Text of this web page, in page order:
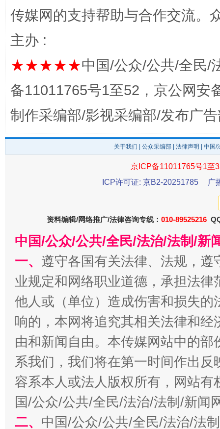
东山县通报“牛蛙产品抗生素超标问题”
千年窑火 生生不息
揭开“小金库”的免责幌子
传媒网的支持帮助与合作交流。
主办 :
★★★★★中国/公众/公共/全民/
备11011765号1至52，京公网安
制作采编部/影视采编部/发布广
关于我们 公众采编部 法律声明 | 中国
京ICP备11011765号1至
ICP许可证: 京B2-20251785
广
资料编辑/网络推广/法律咨询专线： 010-89525216
中国/公众/公共/全民/法治/法制/新
一、 遵守各国有关法律、法规，
业规定和网络职业道德，承担法
他人或（单位）造成伤害和损失
响的，本网将追究其相关法律和
由和新闻自由。本传媒网站中的
系我们，我们将在第一时间作出
容系本人或法人版权所有，网站
国/公众/公共/全民/法治/法制/新闻
二、 中国/公众/公共/全民/法治/法